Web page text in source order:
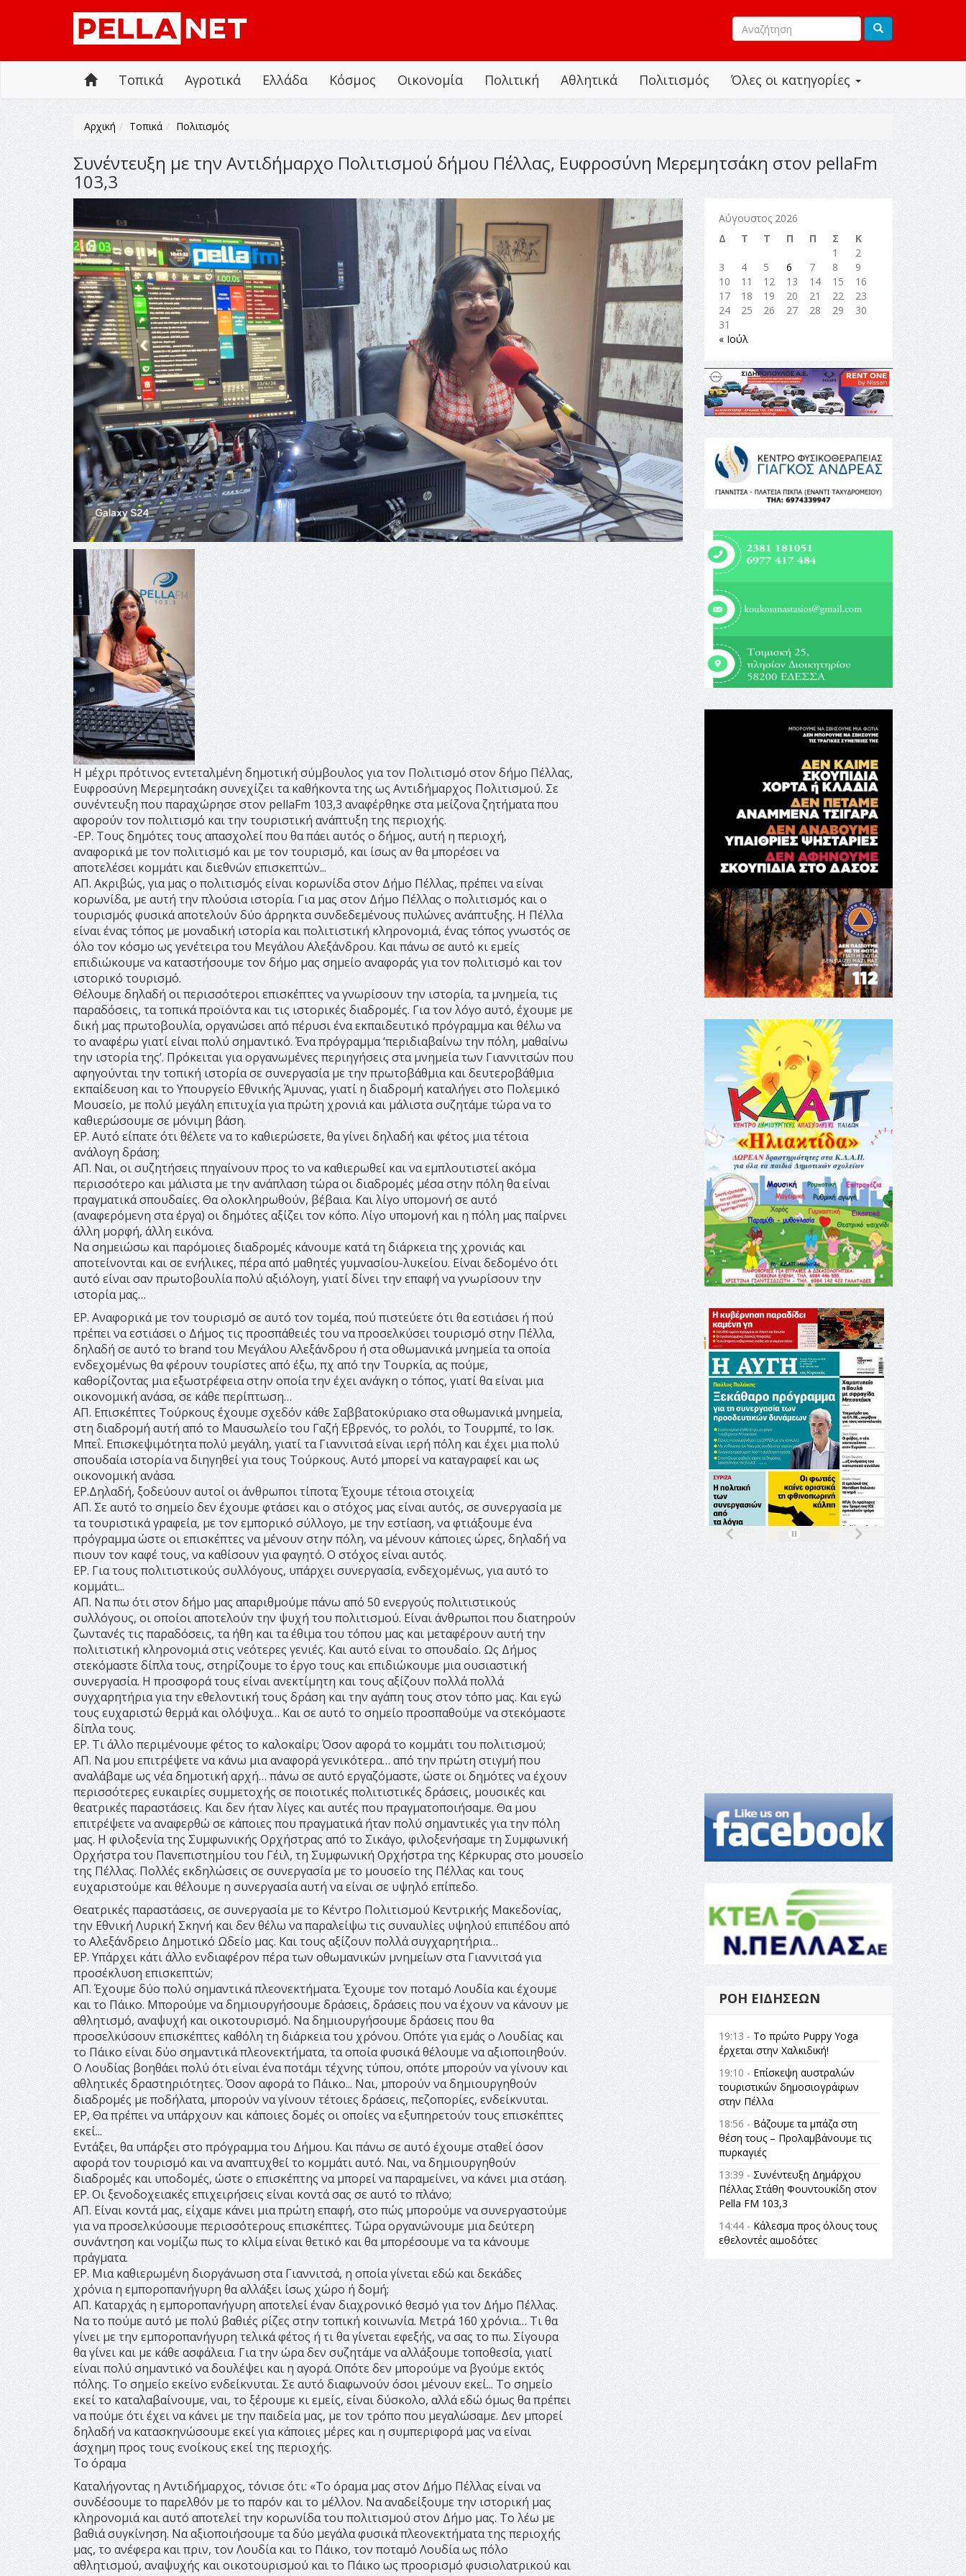
Όλες οι κατηγορίες
Τοπικά Αγροτικά Ελλάδα Κόσμος Οικονομία Πολιτική Αθλητικά Πολιτισμός
Αρχική Τοπικά Πολιτισμός
Συνέντευξη με την Αντιδήμαρχο Πολιτισμού δήμου Πέλλας, Ευφροσύνη Μερεμητσάκη στον pellaFm
103,3
Η μέχρι πρότινος εντεταλμένη δημοτική σύμβουλος για τον Πολιτισμό στον δήμο Πέλλας,
Ευφροσύνη Μερεμητσάκη συνεχίζει τα καθήκοντα της ως Αντιδήμαρχος Πολιτισμού. Σε
συνέντευξη που παραχώρησε στον pellaFm 103,3 αναφέρθηκε στα μείζονα ζητήματα που
αφορούν τον πολιτισμό και την τουριστική ανάπτυξη της περιοχής.
-ΕΡ. Τους δημότες τους απασχολεί που θα πάει αυτός ο δήμος, αυτή η περιοχή,
αναφορικά με τον πολιτισμό και με τον τουρισμό, και ίσως αν θα μπορέσει να
αποτελέσει κομμάτι και διεθνών επισκεπτών...
ΑΠ. Ακριβώς, για μας ο πολιτισμός είναι κορωνίδα στον Δήμο Πέλλας, πρέπει να είναι
κορωνίδα, με αυτή την πλούσια ιστορία. Για μας στον Δήμο Πέλλας ο πολιτισμός και ο
τουρισμός φυσικά αποτελούν δύο άρρηκτα συνδεδεμένους πυλώνες ανάπτυξης. Η Πέλλα
είναι ένας τόπος με μοναδική ιστορία και πολιτιστική κληρονομιά, ένας τόπος γνωστός σε
όλο τον κόσμο ως γενέτειρα του Μεγάλου Αλεξάνδρου. Και πάνω σε αυτό κι εμείς
επιδιώκουμε να καταστήσουμε τον δήμο μας σημείο αναφοράς για τον πολιτισμό και τον
ιστορικό τουρισμό.
Θέλουμε δηλαδή οι περισσότεροι επισκέπτες να γνωρίσουν την ιστορία, τα μνημεία, τις
παραδόσεις, τα τοπικά προϊόντα και τις ιστορικές διαδρομές. Για τον λόγο αυτό, έχουμε με
δική μας πρωτοβουλία, οργανώσει από πέρυσι ένα εκπαιδευτικό πρόγραμμα και θέλω να
το αναφέρω γιατί είναι πολύ σημαντικό. Ένα πρόγραμμα ‘περιδιαβαίνω την πόλη, μαθαίνω
την ιστορία της’. Πρόκειται για οργανωμένες περιηγήσεις στα μνημεία των Γιαννιτσών που
αφηγούνται την τοπική ιστορία σε συνεργασία με την πρωτοβάθμια και δευτεροβάθμια
εκπαίδευση και το Υπουργείο Εθνικής Άμυνας, γιατί η διαδρομή καταλήγει στο Πολεμικό
Μουσείο, με πολύ μεγάλη επιτυχία για πρώτη χρονιά και μάλιστα συζητάμε τώρα να το
καθιερώσουμε σε μόνιμη βάση.
ΕΡ. Αυτό είπατε ότι θέλετε να το καθιερώσετε, θα γίνει δηλαδή και φέτος μια τέτοια
ανάλογη δράση;
ΑΠ. Ναι, οι συζητήσεις πηγαίνουν προς το να καθιερωθεί και να εμπλουτιστεί ακόμα
περισσότερο και μάλιστα με την ανάπλαση τώρα οι διαδρομές μέσα στην πόλη θα είναι
πραγματικά σπουδαίες. Θα ολοκληρωθούν, βέβαια. Και λίγο υπομονή σε αυτό
(αναφερόμενη στα έργα) οι δημότες αξίζει τον κόπο. Λίγο υπομονή και η πόλη μας παίρνει
άλλη μορφή, άλλη εικόνα.
Να σημειώσω και παρόμοιες διαδρομές κάνουμε κατά τη διάρκεια της χρονιάς και
αποτείνονται και σε ενήλικες, πέρα από μαθητές γυμνασίου-λυκείου. Είναι δεδομένο ότι
αυτό είναι σαν πρωτοβουλία πολύ αξιόλογη, γιατί δίνει την επαφή να γνωρίσουν την
ιστορία μας…
ΕΡ. Αναφορικά με τον τουρισμό σε αυτό τον τομέα, πού πιστεύετε ότι θα εστιάσει ή πού
πρέπει να εστιάσει ο Δήμος τις προσπάθειές του να προσελκύσει τουρισμό στην Πέλλα,
δηλαδή σε αυτό το brand του Μεγάλου Αλεξάνδρου ή στα οθωμανικά μνημεία τα οποία
ενδεχομένως θα φέρουν τουρίστες από έξω, πχ από την Τουρκία, ας πούμε,
καθορίζοντας μια εξωστρέφεια στην οποία την έχει ανάγκη ο τόπος, γιατί θα είναι μια
οικονομική ανάσα, σε κάθε περίπτωση…
ΑΠ. Επισκέπτες Τούρκους έχουμε σχεδόν κάθε Σαββατοκύριακο στα οθωμανικά μνημεία,
στη διαδρομή αυτή από το Μαυσωλείο του Γαζή Εβρενός, το ρολόι, το Τουρμπέ, το Ισκ.
Μπεΐ. Επισκεψιμότητα πολύ μεγάλη, γιατί τα Γιαννιτσά είναι ιερή πόλη και έχει μια πολύ
σπουδαία ιστορία να διηγηθεί για τους Τούρκους. Αυτό μπορεί να καταγραφεί και ως
οικονομική ανάσα.
ΕΡ.Δηλαδή, ξοδεύουν αυτοί οι άνθρωποι τίποτα; Έχουμε τέτοια στοιχεία;
ΑΠ. Σε αυτό το σημείο δεν έχουμε φτάσει και ο στόχος μας είναι αυτός, σε συνεργασία με
τα τουριστικά γραφεία, με τον εμπορικό σύλλογο, με την εστίαση, να φτιάξουμε ένα
πρόγραμμα ώστε οι επισκέπτες να μένουν στην πόλη, να μένουν κάποιες ώρες, δηλαδή να
πιουν τον καφέ τους, να καθίσουν για φαγητό. Ο στόχος είναι αυτός.
ΕΡ. Για τους πολιτιστικούς συλλόγους, υπάρχει συνεργασία, ενδεχομένως, για αυτό το
κομμάτι...
ΑΠ. Να πω ότι στον δήμο μας απαριθμούμε πάνω από 50 ενεργούς πολιτιστικούς
συλλόγους, οι οποίοι αποτελούν την ψυχή του πολιτισμού. Είναι άνθρωποι που διατηρούν
ζωντανές τις παραδόσεις, τα ήθη και τα έθιμα του τόπου μας και μεταφέρουν αυτή την
πολιτιστική κληρονομιά στις νεότερες γενιές. Και αυτό είναι το σπουδαίο. Ως Δήμος
στεκόμαστε δίπλα τους, στηρίζουμε το έργο τους και επιδιώκουμε μια ουσιαστική
συνεργασία. Η προσφορά τους είναι ανεκτίμητη και τους αξίζουν πολλά πολλά
συγχαρητήρια για την εθελοντική τους δράση και την αγάπη τους στον τόπο μας. Και εγώ
τους ευχαριστώ θερμά και ολόψυχα… Και σε αυτό το σημείο προσπαθούμε να στεκόμαστε
δίπλα τους.
ΕΡ. Τι άλλο περιμένουμε φέτος το καλοκαίρι; Όσον αφορά το κομμάτι του πολιτισμού;
ΑΠ. Να μου επιτρέψετε να κάνω μια αναφορά γενικότερα… από την πρώτη στιγμή που
αναλάβαμε ως νέα δημοτική αρχή… πάνω σε αυτό εργαζόμαστε, ώστε οι δημότες να έχουν
περισσότερες ευκαιρίες συμμετοχής σε ποιοτικές πολιτιστικές δράσεις, μουσικές και
θεατρικές παραστάσεις. Και δεν ήταν λίγες και αυτές που πραγματοποιήσαμε. Θα μου
επιτρέψετε να αναφερθώ σε κάποιες που πραγματικά ήταν πολύ σημαντικές για την πόλη
μας. Η φιλοξενία της Συμφωνικής Ορχήστρας από το Σικάγο, φιλοξενήσαμε τη Συμφωνική
Ορχήστρα του Πανεπιστημίου του Γέιλ, τη Συμφωνική Ορχήστρα της Κέρκυρας στο μουσείο
της Πέλλας. Πολλές εκδηλώσεις σε συνεργασία με το μουσείο της Πέλλας και τους
ευχαριστούμε και θέλουμε η συνεργασία αυτή να είναι σε υψηλό επίπεδο.
Θεατρικές παραστάσεις, σε συνεργασία με το Κέντρο Πολιτισμού Κεντρικής Μακεδονίας,
την Εθνική Λυρική Σκηνή και δεν θέλω να παραλείψω τις συναυλίες υψηλού επιπέδου από
το Αλεξάνδρειο Δημοτικό Ωδείο μας. Και τους αξίζουν πολλά συγχαρητήρια…
ΕΡ. Υπάρχει κάτι άλλο ενδιαφέρον πέρα των οθωμανικών μνημείων στα Γιαννιτσά για
προσέκλυση επισκεπτών;
ΑΠ. Έχουμε δύο πολύ σημαντικά πλεονεκτήματα. Έχουμε τον ποταμό Λουδία και έχουμε
και το Πάικο. Μπορούμε να δημιουργήσουμε δράσεις, δράσεις που να έχουν να κάνουν με
αθλητισμό, αναψυχή και οικοτουρισμό. Να δημιουργήσουμε δράσεις που θα
προσελκύσουν επισκέπτες καθόλη τη διάρκεια του χρόνου. Οπότε για εμάς ο Λουδίας και
το Πάικο είναι δύο σημαντικά πλεονεκτήματα, τα οποία φυσικά θέλουμε να αξιοποιηθούν.
Ο Λουδίας βοηθάει πολύ ότι είναι ένα ποτάμι τέχνης τύπου, οπότε μπορούν να γίνουν και
αθλητικές δραστηριότητες. Όσον αφορά το Πάικο... Ναι, μπορούν να δημιουργηθούν
διαδρομές με ποδήλατα, μπορούν να γίνουν τέτοιες δράσεις, πεζοπορίες, ενδείκνυται.
ΕΡ, Θα πρέπει να υπάρχουν και κάποιες δομές οι οποίες να εξυπηρετούν τους επισκέπτες
εκεί...
Εντάξει, θα υπάρξει στο πρόγραμμα του Δήμου. Και πάνω σε αυτό έχουμε σταθεί όσον
αφορά τον τουρισμό και να αναπτυχθεί το κομμάτι αυτό. Ναι, να δημιουργηθούν
διαδρομές και υποδομές, ώστε ο επισκέπτης να μπορεί να παραμείνει, να κάνει μια στάση.
ΕΡ. Οι ξενοδοχειακές επιχειρήσεις είναι κοντά σας σε αυτό το πλάνο;
ΑΠ. Είναι κοντά μας, είχαμε κάνει μια πρώτη επαφή, στο πώς μπορούμε να συνεργαστούμε
για να προσελκύσουμε περισσότερους επισκέπτες. Τώρα οργανώνουμε μια δεύτερη
συνάντηση και νομίζω πως το κλίμα είναι θετικό και θα μπορέσουμε να τα κάνουμε
πράγματα.
ΕΡ. Μια καθιερωμένη διοργάνωση στα Γιαννιτσά, η οποία γίνεται εδώ και δεκάδες
χρόνια η εμποροπανήγυρη θα αλλάξει ίσως χώρο ή δομή;
ΑΠ. Καταρχάς η εμποροπανήγυρη αποτελεί έναν διαχρονικό θεσμό για τον Δήμο Πέλλας.
Να το πούμε αυτό με πολύ βαθιές ρίζες στην τοπική κοινωνία. Μετρά 160 χρόνια… Τι θα
γίνει με την εμποροπανήγυρη τελικά φέτος ή τι θα γίνεται εφεξής, να σας το πω. Σίγουρα
θα γίνει και με κάθε ασφάλεια. Για την ώρα δεν συζητάμε να αλλάξουμε τοποθεσία, γιατί
είναι πολύ σημαντικό να δουλέψει και η αγορά. Οπότε δεν μπορούμε να βγούμε εκτός
πόλης. Το σημείο εκείνο ενδείκνυται. Σε αυτό διαφωνούν όσοι μένουν εκεί... Το σημείο
εκεί το καταλαβαίνουμε, ναι, το ξέρουμε κι εμείς, είναι δύσκολο, αλλά εδώ όμως θα πρέπει
να πούμε ότι έχει να κάνει με την παιδεία μας, με τον τρόπο που μεγαλώσαμε. Δεν μπορεί
δηλαδή να κατασκηνώσουμε εκεί για κάποιες μέρες και η συμπεριφορά μας να είναι
άσχημη προς τους ενοίκους εκεί της περιοχής.
Το όραμα
Καταλήγοντας η Αντιδήμαρχος, τόνισε ότι: «Το όραμα μας στον Δήμο Πέλλας είναι να
συνδέσουμε το παρελθόν με το παρόν και το μέλλον. Να αναδείξουμε την ιστορική μας
κληρονομιά και αυτό αποτελεί την κορωνίδα του πολιτισμού στον Δήμο μας. Το λέω με
βαθιά συγκίνηση. Να αξιοποιήσουμε τα δύο μεγάλα φυσικά πλεονεκτήματα της περιοχής
μας, το ανέφερα και πριν, τον Λουδία και το Πάικο, τον ποταμό Λουδία ως πόλο
αθλητισμού, αναψυχής και οικοτουρισμού και το Πάικο ως προορισμό φυσιολατρικού και
Αύγουστος 2026
Δ
Τ Τ Π Π Σ
Κ
1
2
3
4 5 6 7 8
9
10
11 12 13 14 15
16
17
18 19 20 21 22
23
24
25 26 27 28 29
30
31
« Ιούλ
ΡΟΉ ΕΙΔΉΣΕΩΝ
19:13 - Το πρώτο Puppy Yoga
έρχεται στην Χαλκιδική!
19:10 - Επίσκεψη αυστραλών
τουριστικών δημοσιογράφων
στην Πέλλα
18:56 - Βάζουμε τα μπάζα στη
θέση τους – Προλαμβάνουμε τις
πυρκαγιές
13:39 - Συνέντευξη Δημάρχου
Πέλλας Στάθη Φουντουκίδη στον
Pella FM 103,3
14:44 - Κάλεσμα προς όλους τους
εθελοντές αιμοδότες
14:23 -Όλη η Ελλάδα ένας
πολιτισμός Μουσική
εγκατάσταση Πόλεμος και
«Ειρήνη;» 5, 6 Αυγούστου 2026 |
Αρχαία Έδεσσα, Αρχαιολογικός
Χώρος Λόγγου
14:19 - Τοποθέτηση Λάκη
Βασιλειάδη για την Αναθεώρηση
του Συντάγματος: «Σε τέτοιες
κορυφαίες θεσμικές διαδικασίες
υπάρχει μόνο η ευθύνη απέναντι
στις επόμενες γενιές»
16:35 - Το πρόγραμμα του ΠΑΟΚ
στον δεύτερο γύρο του
Champions League!
16:27 -
Όλυμπος: Εντάχθηκε στον
Κατάλογο Παγκόσμιας
Κληρονομιάς της UNESCO –
Ομόφωνη η απόφαση Ο
Όλυμπος αναγνωρίστηκε ως